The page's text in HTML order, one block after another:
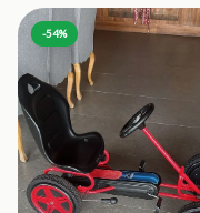
-54%